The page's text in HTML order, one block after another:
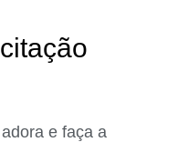
e faça a